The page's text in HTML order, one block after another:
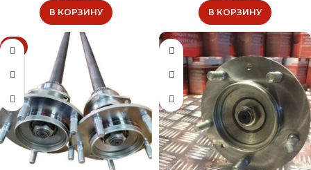
В КОРЗИНУ В КОРЗИНУ
-7%